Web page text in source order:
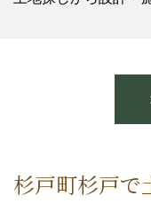
杉戸町杉戸で